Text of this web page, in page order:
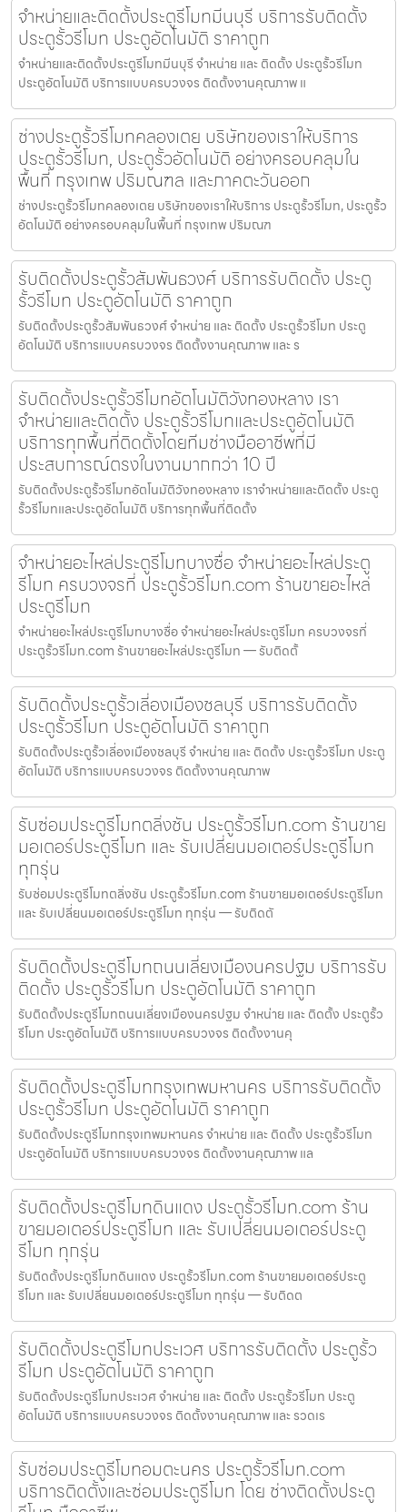
จำหน่ายและติดตั้งประตูรีโมทมีนบุรี บริการรับติดตั้ง
ประตูรั้วรีโมท ประตูอัตโนมัติ ราคาถูก
จำหน่ายและติดตั้งประตูรีโมทมีนบุรี จำหน่าย และ ติดตั้ง ประตูรั้วรีโมท
ประตูอัตโนมัติ บริการแบบครบวงจร ติดตั้งงานคุณภาพ แ
ช่างประตูรั้วรีโมทคลองเตย บริษัทของเราให้บริการ
ประตูรั้วรีโมท, ประตูรั้วอัตโนมัติ อย่างครอบคลุมใน
พื้นที่ กรุงเทพ ปริมณฑล และภาคตะวันออก
ช่างประตูรั้วรีโมทคลองเตย บริษัทของเราให้บริการ ประตูรั้วรีโมท, ประตูรั้ว
อัตโนมัติ อย่างครอบคลุมในพื้นที่ กรุงเทพ ปริมณฑ
รับติดตั้งประตูรั้วสัมพันธวงศ์ บริการรับติดตั้ง ประตู
รั้วรีโมท ประตูอัตโนมัติ ราคาถูก
รับติดตั้งประตูรั้วสัมพันธวงศ์ จำหน่าย และ ติดตั้ง ประตูรั้วรีโมท ประตู
อัตโนมัติ บริการแบบครบวงจร ติดตั้งงานคุณภาพ และ ร
รับติดตั้งประตูรั้วรีโมทอัตโนมัติวังทองหลาง เรา
จำหน่ายและติดตั้ง ประตูรั้วรีโมทและประตูอัตโนมัติ
บริการทุกพื้นที่ติดตั้งโดยทีมช่างมืออาชีพที่มี
ประสบการณ์ตรงในงานมากกว่า 10 ปี
รับติดตั้งประตูรั้วรีโมทอัตโนมัติวังทองหลาง เราจำหน่ายและติดตั้ง ประตู
รั้วรีโมทและประตูอัตโนมัติ บริการทุกพื้นที่ติดตั้ง
จำหน่ายอะไหล่ประตูรีโมทบางซื่อ จำหน่ายอะไหล่ประตู
รีโมท ครบวงจรที่ ประตูรั้วรีโมท.com ร้านขายอะไหล่
ประตูรีโมท
จำหน่ายอะไหล่ประตูรีโมทบางซื่อ จำหน่ายอะไหล่ประตูรีโมท ครบวงจรที่
ประตูรั้วรีโมท.com ร้านขายอะไหล่ประตูรีโมท — รับติดตั้
รับติดตั้งประตูรั้วเลี่องเมืองชลบุรี บริการรับติดตั้ง
ประตูรั้วรีโมท ประตูอัตโนมัติ ราคาถูก
รับติดตั้งประตูรั้วเลี่องเมืองชลบุรี จำหน่าย และ ติดตั้ง ประตูรั้วรีโมท ประตู
อัตโนมัติ บริการแบบครบวงจร ติดตั้งงานคุณภาพ
รับซ่อมประตูรีโมทตลิ่งชัน ประตูรั้วรีโมท.com ร้านขาย
มอเตอร์ประตูรีโมท และ รับเปลี่ยนมอเตอร์ประตูรีโมท
ทุกรุ่น
รับซ่อมประตูรีโมทตลิ่งชัน ประตูรั้วรีโมท.com ร้านขายมอเตอร์ประตูรีโมท
และ รับเปลี่ยนมอเตอร์ประตูรีโมท ทุกรุ่น — รับติดตั
รับติดตั้งประตูรีโมทถนนเลี่ยงเมืองนครปฐม บริการรับ
ติดตั้ง ประตูรั้วรีโมท ประตูอัตโนมัติ ราคาถูก
รับติดตั้งประตูรีโมทถนนเลี่ยงเมืองนครปฐม จำหน่าย และ ติดตั้ง ประตูรั้ว
รีโมท ประตูอัตโนมัติ บริการแบบครบวงจร ติดตั้งงานคุ
รับติดตั้งประตูรีโมทกรุงเทพมหานคร บริการรับติดตั้ง
ประตูรั้วรีโมท ประตูอัตโนมัติ ราคาถูก
รับติดตั้งประตูรีโมทกรุงเทพมหานคร จำหน่าย และ ติดตั้ง ประตูรั้วรีโมท
ประตูอัตโนมัติ บริการแบบครบวงจร ติดตั้งงานคุณภาพ แล
รับติดตั้งประตูรีโมทดินแดง ประตูรั้วรีโมท.com ร้าน
ขายมอเตอร์ประตูรีโมท และ รับเปลี่ยนมอเตอร์ประตู
รีโมท ทุกรุ่น
รับติดตั้งประตูรีโมทดินแดง ประตูรั้วรีโมท.com ร้านขายมอเตอร์ประตู
รีโมท และ รับเปลี่ยนมอเตอร์ประตูรีโมท ทุกรุ่น — รับติดต
รับติดตั้งประตูรีโมทประเวศ บริการรับติดตั้ง ประตูรั้ว
รีโมท ประตูอัตโนมัติ ราคาถูก
รับติดตั้งประตูรีโมทประเวศ จำหน่าย และ ติดตั้ง ประตูรั้วรีโมท ประตู
อัตโนมัติ บริการแบบครบวงจร ติดตั้งงานคุณภาพ และ รวดเร
รับซ่อมประตูรีโมทอมตะนคร ประตูรั้วรีโมท.com
บริการติดตั้งและซ่อมประตูรีโมท โดย ช่างติดตั้งประตู